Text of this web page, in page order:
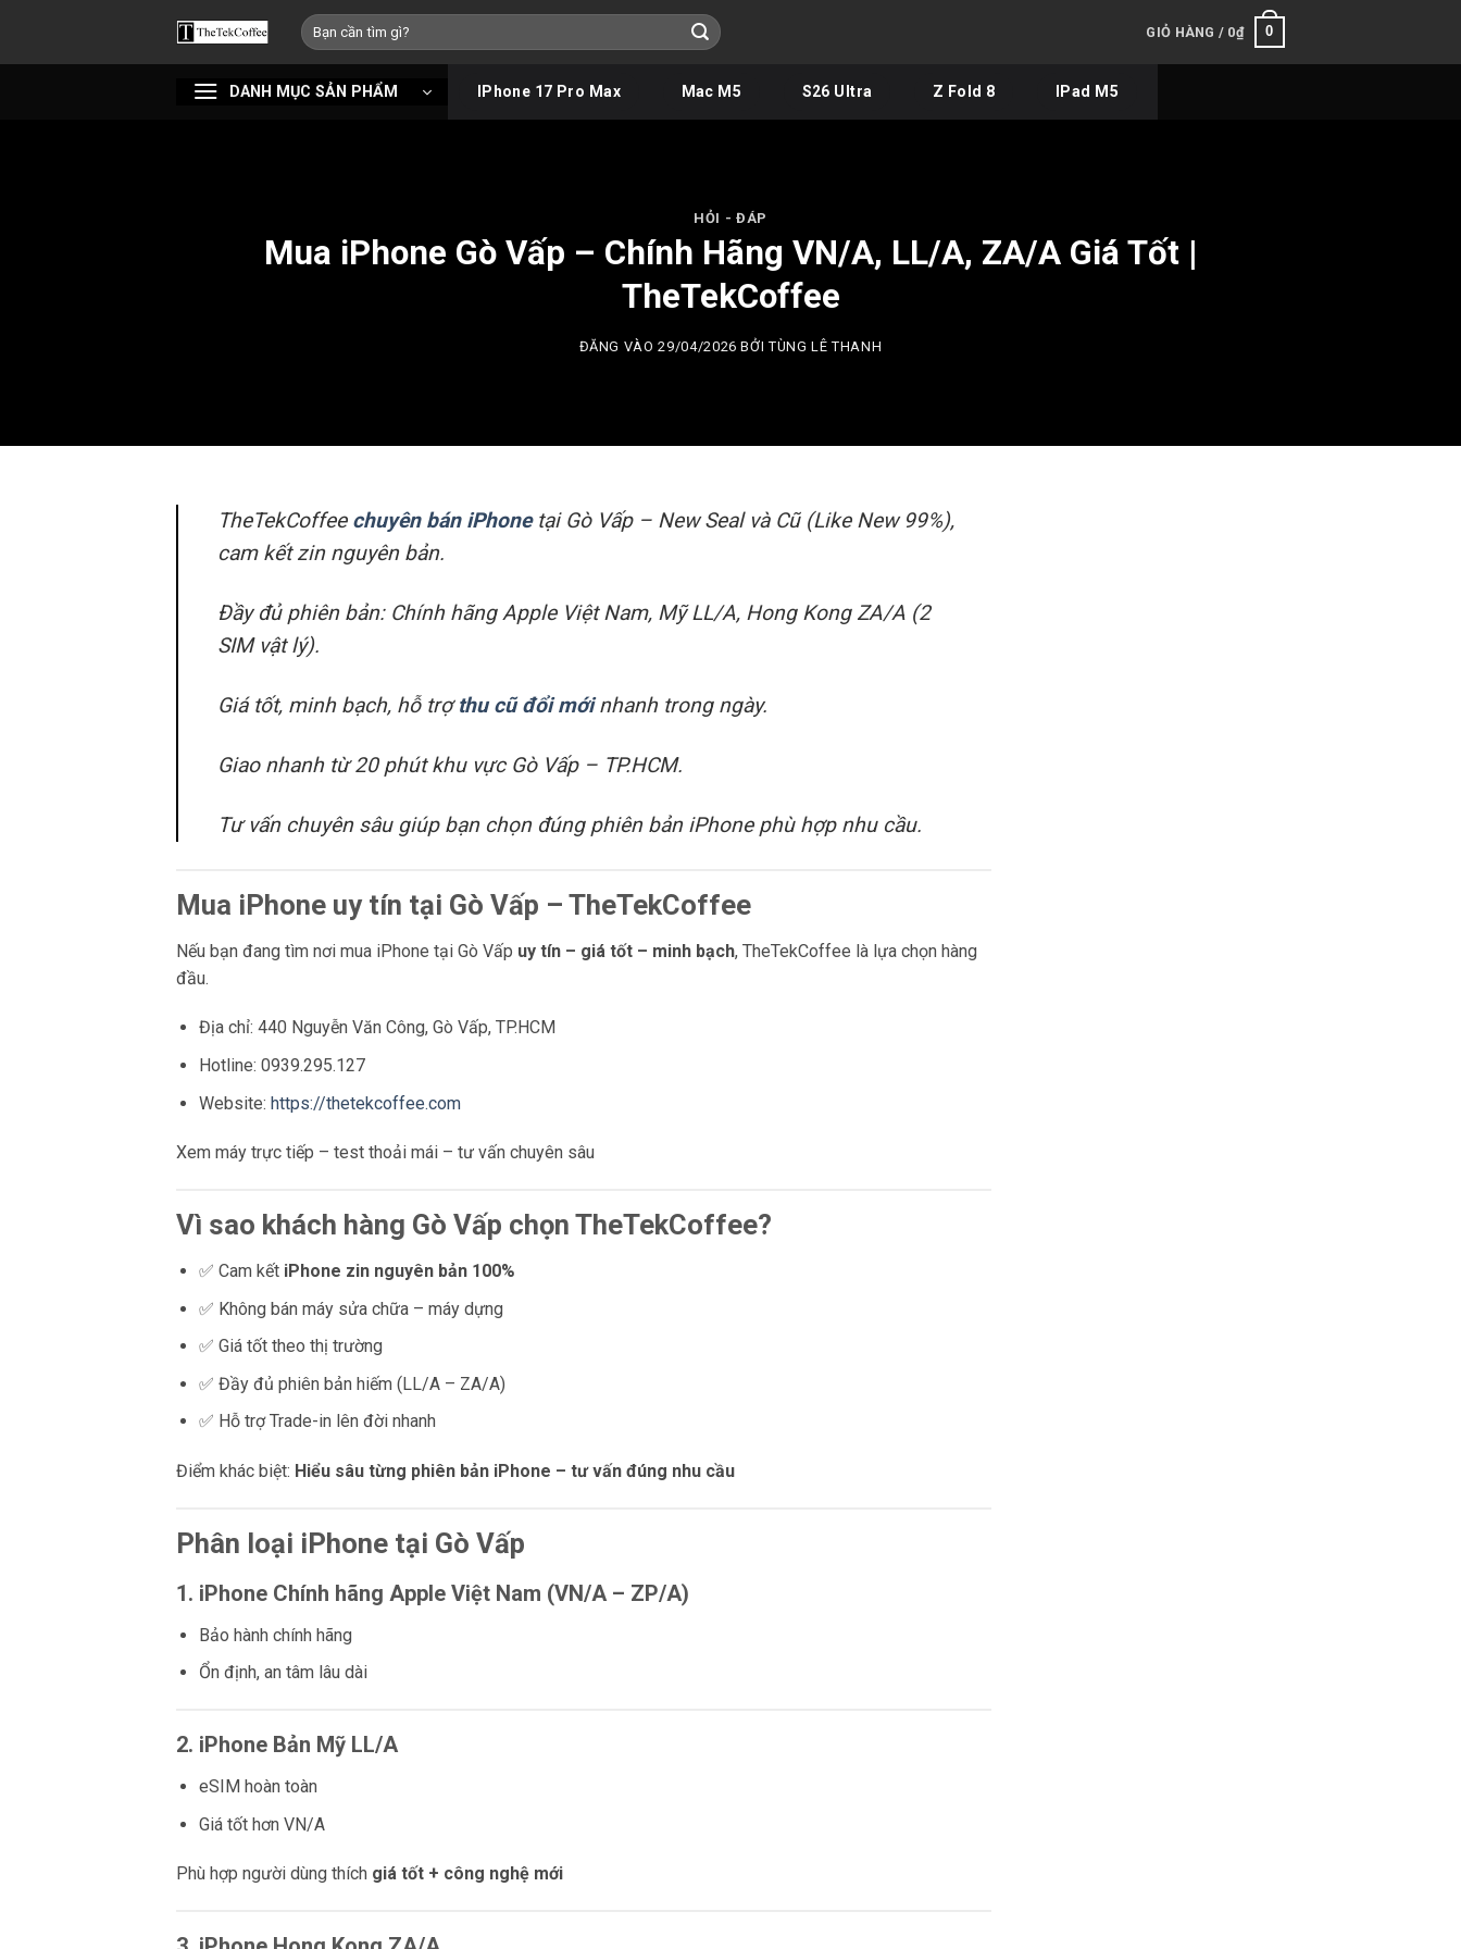
nội
Tìm
kiếm:
GIỎ HÀNG / 0₫ 0
DANH MỤC SẢN PHẨM IPhone 17 Pro Max Mac M5 S26 Ultra Z Fold 8 IPad M5
HỎI - ĐÁP
Mua iPhone Gò Vấp – Chính Hãng VN/A, LL/A, ZA/A Giá Tốt |
TheTekCoffee
ĐĂNG VÀO29/04/2026 BỞITÙNG LÊ THANH
TheTekCoffee chuyên bán iPhonetại Gò Vấp – New Seal và Cũ (Like New 99%),
cam kết zin nguyên bản.
Đầy đủ phiên bản: Chính hãng Apple Việt Nam, Mỹ LL/A, Hong Kong ZA/A (2
SIM vật lý).
Giá tốt, minh bạch, hỗ trợthu cũ đổi mớinhanh trong ngày.
Giao nhanh từ 20 phút khu vực Gò Vấp – TP.HCM.
Tư vấn chuyên sâu giúp bạn chọn đúng phiên bản iPhone phù hợp nhu cầu.
Mua iPhone uy tín tại Gò Vấp – TheTekCoffee
Nếu bạn đang tìm nơi mua iPhone tại Gò Vấp uy tín – giá tốt – minh bạch, TheTekCoffee là lựa chọn hàng
đầu.
Địa chỉ: 440 Nguyễn Văn Công, Gò Vấp, TP.HCM
Hotline: 0939.295.127
Website: https://thetekcoffee.com
Xem máy trực tiếp – test thoải mái – tư vấn chuyên sâu
Vì sao khách hàng Gò Vấp chọn TheTekCoffee?
✅ Cam kết iPhone zin nguyên bản 100%
✅ Không bán máy sửa chữa – máy dựng
✅ Giá tốt theo thị trường
✅ Đầy đủ phiên bản hiếm (LL/A – ZA/A)
✅ Hỗ trợ Trade-in lên đời nhanh
Điểm khác biệt: Hiểu sâu từng phiên bản iPhone – tư vấn đúng nhu cầu
Phân loại iPhone tại Gò Vấp
1. iPhone Chính hãng Apple Việt Nam (VN/A – ZP/A)
Bảo hành chính hãng
Ổn định, an tâm lâu dài
2. iPhone Bản Mỹ LL/A
eSIM hoàn toàn
Giá tốt hơn VN/A
Phù hợp người dùng thích giá tốt + công nghệ mới